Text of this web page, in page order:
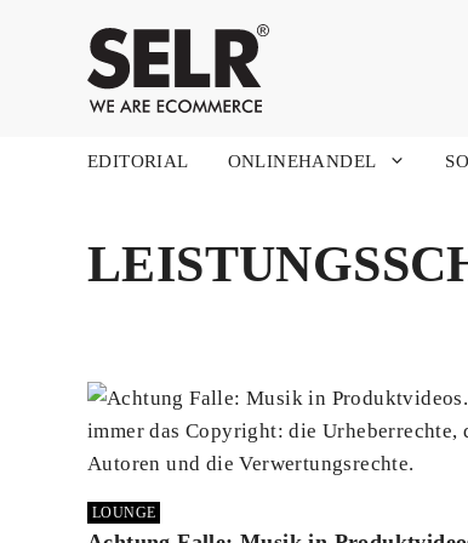
EDITORIAL ONLINEHANDEL
LOUNGE